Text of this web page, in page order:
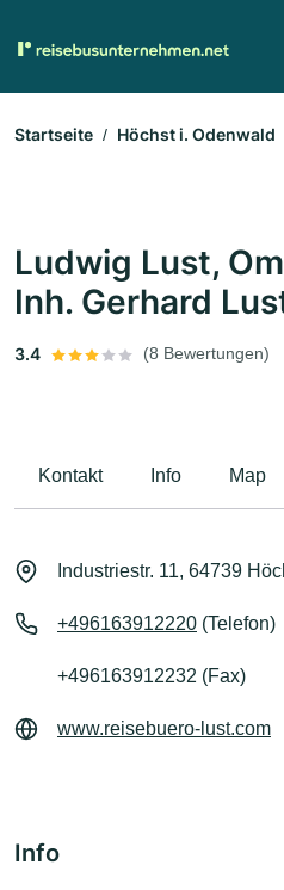
Startseite Höchst i. Odenwald
Ludwig Lust,
Inh. Gerhard
3.4 (8 Bewertungen)
Kontakt Info Map
Industriestr. 11, 64739
+496163912220 (Telefon)
+496163912232 (Fax)
www.reisebuero-lust.com
Info